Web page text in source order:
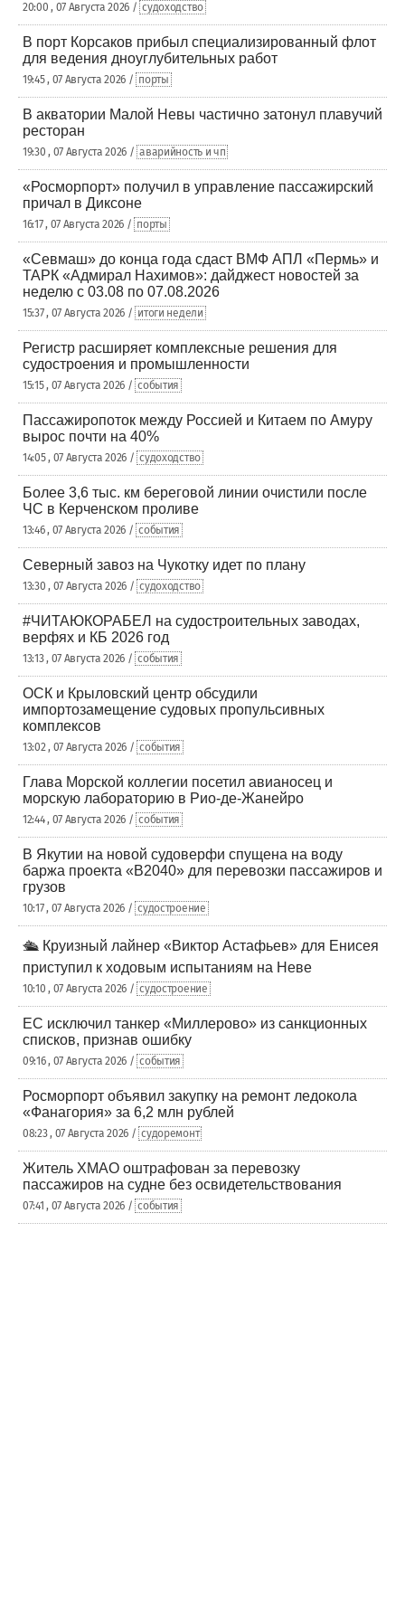
20:00 , 07 Августа 2026 / судоходство
В порт Корсаков прибыл специализированный флот
для ведения дноуглубительных работ
19:45 , 07 Августа 2026 / порты
В акватории Малой Невы частично затонул плавучий
ресторан
19:30 , 07 Августа 2026 / аварийность и чп
«Росморпорт» получил в управление пассажирский
причал в Диксоне
16:17 , 07 Августа 2026 / порты
«Севмаш» до конца года сдаст ВМФ АПЛ «Пермь» и
ТАРК «Адмирал Нахимов»: дайджест новостей за
неделю с 03.08 по 07.08.2026
15:37 , 07 Августа 2026 / итоги недели
Регистр расширяет комплексные решения для
судостроения и промышленности
15:15 , 07 Августа 2026 / события
Пассажиропоток между Россией и Китаем по Амуру
вырос почти на 40%
14:05 , 07 Августа 2026 / судоходство
Более 3,6 тыс. км береговой линии очистили после
ЧС в Керченском проливе
13:46 , 07 Августа 2026 / события
Северный завоз на Чукотку идет по плану
13:30 , 07 Августа 2026 / судоходство
#ЧИТАЮКОРАБЕЛ на судостроительных заводах,
верфях и КБ 2026 год
13:13 , 07 Августа 2026 / события
ОСК и Крыловский центр обсудили
импортозамещение судовых пропульсивных
комплексов
13:02 , 07 Августа 2026 / события
Глава Морской коллегии посетил авианосец и
морскую лабораторию в Рио-де-Жанейро
12:44 , 07 Августа 2026 / события
В Якутии на новой судоверфи спущена на воду
баржа проекта «В2040» для перевозки пассажиров и
грузов
10:17 , 07 Августа 2026 / судостроение
🛳️ Круизный лайнер «Виктор Астафьев» для Енисея
приступил к ходовым испытаниям на Неве
10:10 , 07 Августа 2026 / судостроение
ЕС исключил танкер «Миллерово» из санкционных
списков, признав ошибку
09:16 , 07 Августа 2026 / события
Росморпорт объявил закупку на ремонт ледокола
«Фанагория» за 6,2 млн рублей
08:23 , 07 Августа 2026 / судоремонт
Житель ХМАО оштрафован за перевозку
пассажиров на судне без освидетельствования
07:41 , 07 Августа 2026 / события